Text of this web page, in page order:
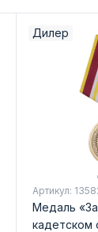
Дилер
Артикул:
Медаль
кадетском